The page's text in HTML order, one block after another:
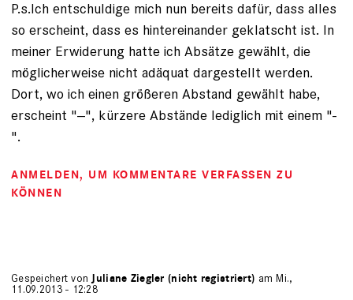
P.s.Ich entschuldige mich nun bereits dafür, dass alles
so erscheint, dass es hintereinander geklatscht ist. In
meiner Erwiderung hatte ich Absätze gewählt, die
möglicherweise nicht adäquat dargestellt werden.
Dort, wo ich einen größeren Abstand gewählt habe,
erscheint "--", kürzere Abstände lediglich mit einem "-
".
ANMELDEN, UM KOMMENTARE VERFASSEN ZU
KÖNNEN
Gespeichert von Juliane Ziegler (nicht registriert) am Mi.,
11.09.2013 - 12:28